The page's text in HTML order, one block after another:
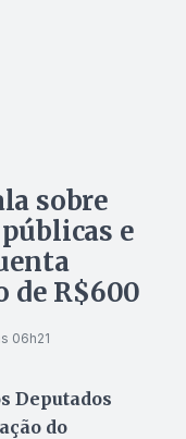
sobre
e
de R$600
06h21
Deputados
do